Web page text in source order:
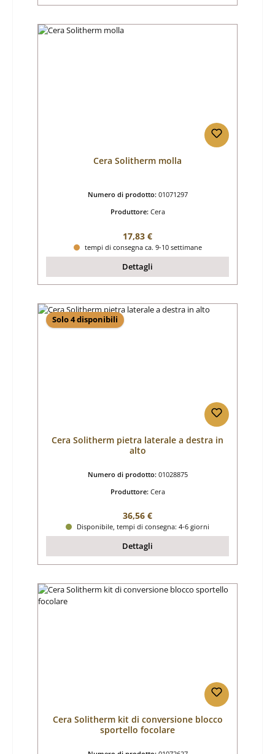
Cera Solitherm molla
Numero di prodotto: 01071297
Produttore: Cera
Prezzo normale:
17,83 €
tempi di consegna ca. 9-10 settimane
Dettagli
Solo 4 disponibili
Cera Solitherm pietra laterale a destra in
alto
Numero di prodotto: 01028875
Produttore: Cera
Prezzo normale:
36,56 €
Disponibile, tempi di consegna: 4-6 giorni
Dettagli
Cera Solitherm kit di conversione blocco
sportello focolare